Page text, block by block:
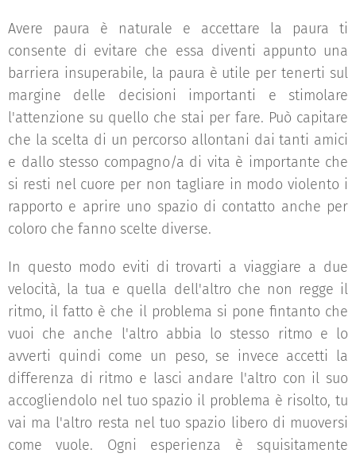
Avere paura è naturale e accettare la paura ti
consente di evitare che essa diventi appunto una
barriera insuperabile, la paura è utile per tenerti sul
margine delle decisioni importanti e stimolare
l'attenzione su quello che stai per fare. Può capitare
che la scelta di un percorso allontani dai tanti amici
e dallo stesso compagno/a di vita è importante che
si resti nel cuore per non tagliare in modo violento i
rapporto e aprire uno spazio di contatto anche per
coloro che fanno scelte diverse.
In questo modo eviti di trovarti a viaggiare a due
velocità, la tua e quella dell'altro che non regge il
ritmo, il fatto è che il problema si pone fintanto che
vuoi che anche l'altro abbia lo stesso ritmo e lo
avverti quindi come un peso, se invece accetti la
differenza di ritmo e lasci andare l'altro con il suo
accogliendolo nel tuo spazio il problema è risolto, tu
vai ma l'altro resta nel tuo spazio libero di muoversi
come vuole. Ogni esperienza è squisitamente